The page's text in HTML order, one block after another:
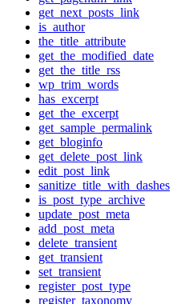
get_next_posts_link
is_author
the_title_attribute
get_the_modified_date
get_the_title_rss
wp_trim_words
has_excerpt
get_the_excerpt
get_sample_permalink
get_bloginfo
get_delete_post_link
edit_post_link
sanitize_title_with_dashes
is_post_type_archive
update_post_meta
add_post_meta
delete_transient
get_transient
set_transient
register_post_type
register_taxonomy